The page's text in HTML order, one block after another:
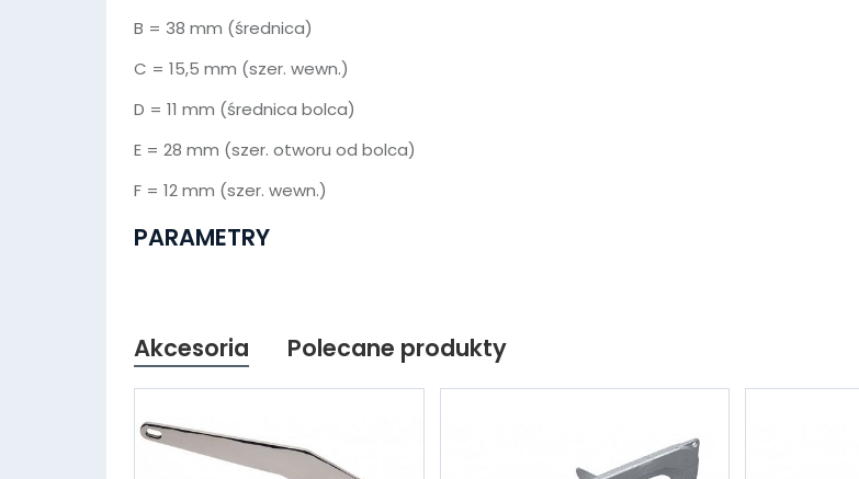
B = 38 mm (średnica)
C = 15,5 mm (szer. wewn.)
D = 11 mm (średnica bolca)
E = 28 mm (szer. otworu od bolca)
F = 12 mm (szer. wewn.)
PARAMETRY
Akcesoria Polecane produkty